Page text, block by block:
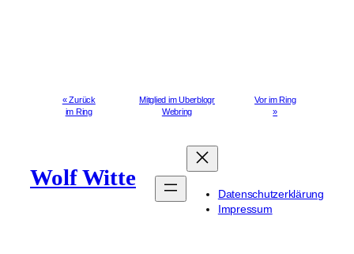
« Zurück
im Ring
Mitglied im Uberblogr
Webring
Vor im Ring
»
Wolf Witte
Datenschutzerklärung
Impressum